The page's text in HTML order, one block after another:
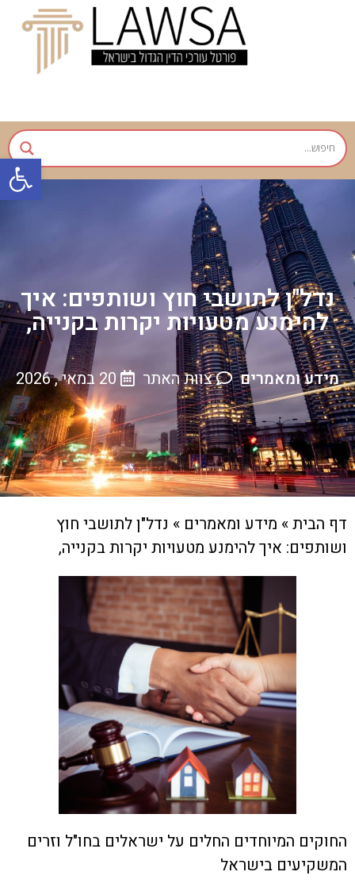
נדל"ן לתושבי חוץ ושותפים: איך
להימנע מטעויות יקרות בקנייה,
מידע ומאמרים צוות האתר 20 במאי , 2026
דף הבית» מידע ומאמרים » נדל"ן לתושבי חוץ
ושותפים: איך להימנע מטעויות יקרות בקנייה,
החוקים המיוחדים החלים על ישראלים בחו"ל וזרים
המשקיעים בישראל